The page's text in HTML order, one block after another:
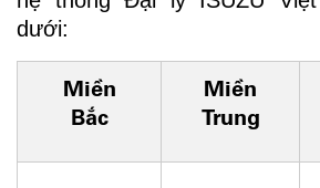
dưới:
Miền
Bắc
Miền
Trung